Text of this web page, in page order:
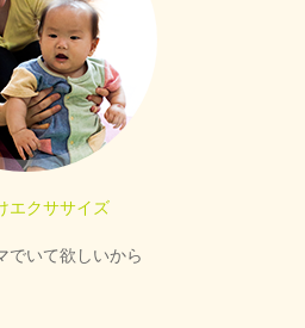
エクササイズ
でいて欲しいから